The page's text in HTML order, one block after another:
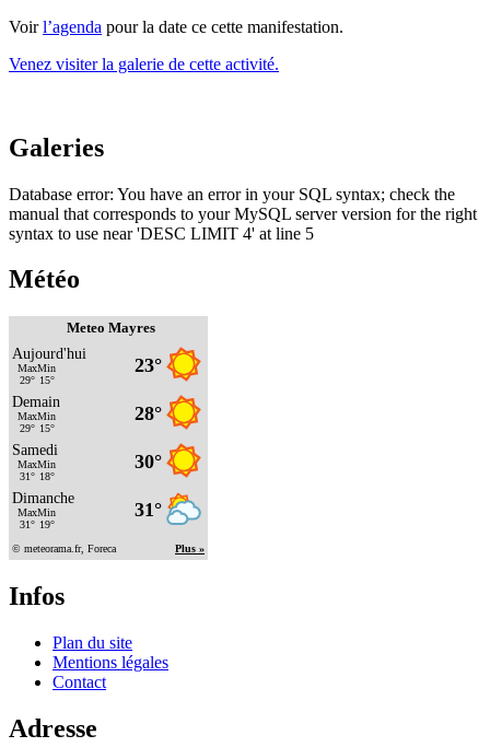
Voirl’agenda pour la date ce cette manifestation.
Venez visiter la galerie de cette activité.
Galeries
Database error: You have an error in your SQL syntax; check the
manual that corresponds to your MySQL server version for the right
syntax to use near 'DESC LIMIT 4' at line 5
Météo
Meteo Mayres
Infos
Plan du site
Mentions légales
Contact
Adresse